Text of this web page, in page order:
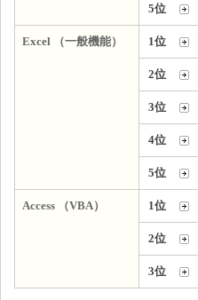
5位
Excel （一般機能） 1位
2位
3位
4位
5位
Access （VBA） 1位
2位
3位